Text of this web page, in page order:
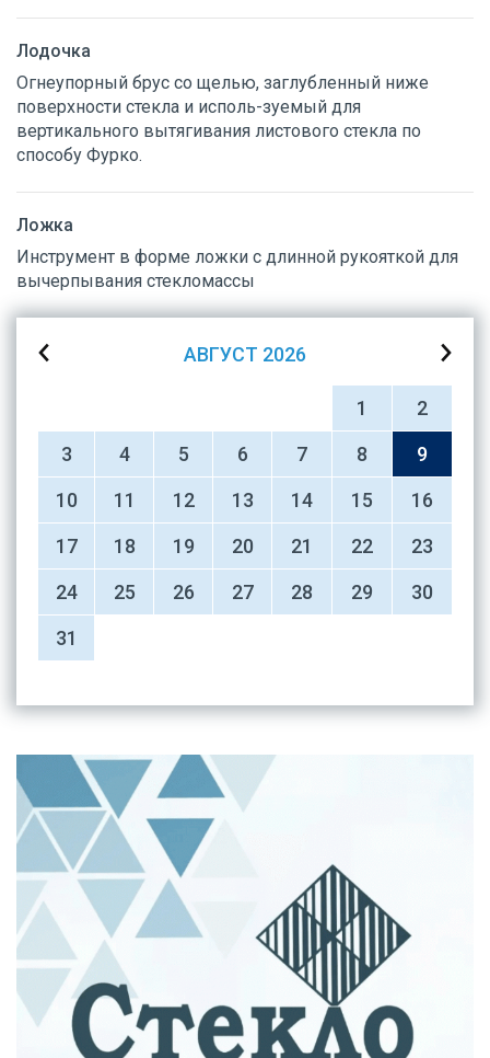
Лодочка
Огнеупорный брус со щелью, заглубленный ниже
поверхности стекла и исполь-зуемый для
вертикального вытягивания листового стекла по
способу Фурко.
Ложка
Инструмент в форме ложки с длинной рукояткой для
вычерпывания стекломассы
АВГУСТ 2026
1
2
3
4 5 6 7 8
9
10
11 12 13 14 15
16
17
18 19 20 21 22
23
24
25 26 27 28 29
30
31